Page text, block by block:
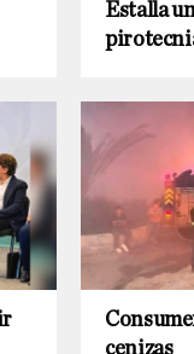
Estalla
cenizas